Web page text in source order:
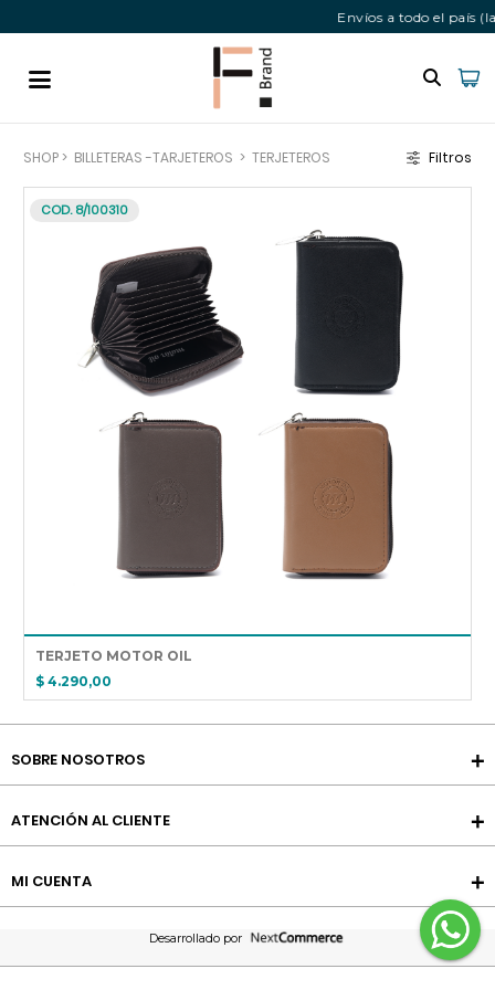
Envíos a todo el país
TERJETEROS
>
BILLETERAS -TARJETEROS
>
SHOP Filtros
COD. 8/100310
TERJETO MOTOR OIL
$ 4.290,00
SOBRE NOSOTROS
ATENCIÓN AL CLIENTE
MI CUENTA
Desarrollado por